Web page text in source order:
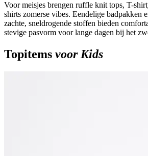
Voor meisjes brengen ruffle knit tops, T-
shirts zomerse vibes. Eendelige badpakken
zachte, sneldrogende stoffen bieden
stevige pasvorm voor lange dagen bij het
Topitems voor Kids